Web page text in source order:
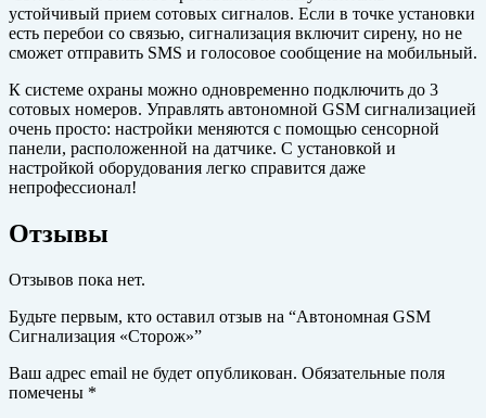
устойчивый прием сотовых сигналов. Если в точке установки
есть перебои со связью, сигнализация включит сирену, но не
сможет отправить SMS и голосовое сообщение на мобильный.
К системе охраны можно одновременно подключить до 3
сотовых номеров. Управлять автономной GSM сигнализацией
очень просто: настройки меняются с помощью сенсорной
панели, расположенной на датчике. С установкой и
настройкой оборудования легко справится даже
непрофессионал!
Отзывы
Отзывов пока нет.
Будьте первым, кто оставил отзыв на “Автономная GSM
Сигнализация «Сторож»”
Ваш адрес email не будет опубликован. Обязательные поля
помечены *